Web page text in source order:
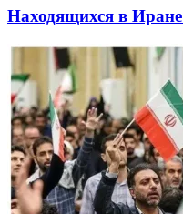
Находящихся в Иране